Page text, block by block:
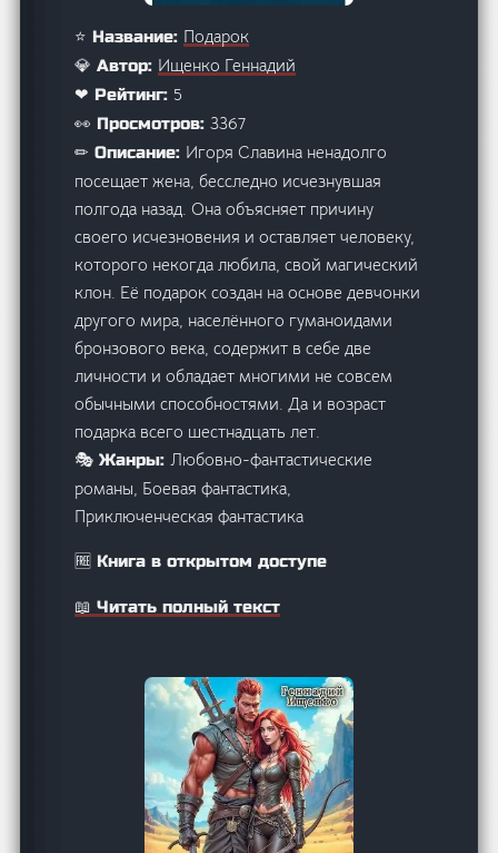
⭐ Название: Подарок
💎 Автор: Ищенко Геннадий
❤ Рейтинг: 5
👀 Просмотров:3367
✏ Описание: Игоря Славина ненадолго
посещает жена, бесследно исчезнувшая
полгода назад. Она объясняет причину
своего исчезновения и оставляет человеку,
которого некогда любила, свой магический
клон. Её подарок создан на основе девчонки
другого мира, населённого гуманоидами
бронзового века, содержит в себе две
личности и обладает многими не совсем
обычными способностями. Да и возраст
подарка всего шестнадцать лет.
🎭 Жанры:Любовно-фантастические
романы, Боевая фантастика,
Приключенческая фантастика
🆓 Книга в открытом доступе
📖 Читать полный текст